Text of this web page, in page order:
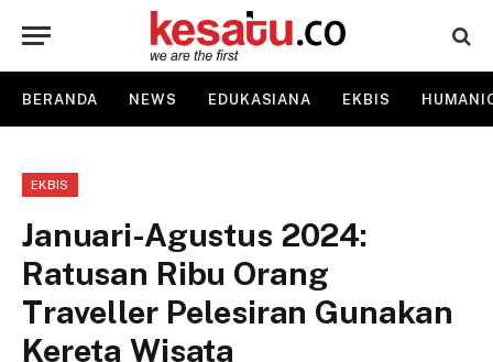
BERANDA NEWS EDUKASIANA EKBIS
EKBIS
Januari-Agustus 2024:
Ratusan Ribu Orang
Traveller Pelesiran Gunakan
Kereta Wisata